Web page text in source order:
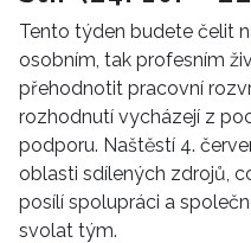
Tento týden budete čelit
osobním, tak profesním
přehodnotit pracovní
rozhodnutí vycházejí z
podporu. Naštěstí 4.
oblasti sdílených zdrojů,
posílí spolupráci a
svolat tým.